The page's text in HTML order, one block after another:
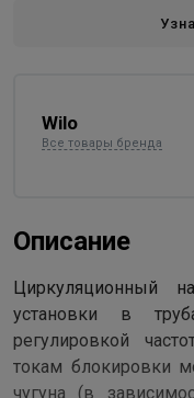
Wilo
Все товары бренда
Описание
Циркуляционный
установки в
регулировкой
токам блокировки
чугуна (в